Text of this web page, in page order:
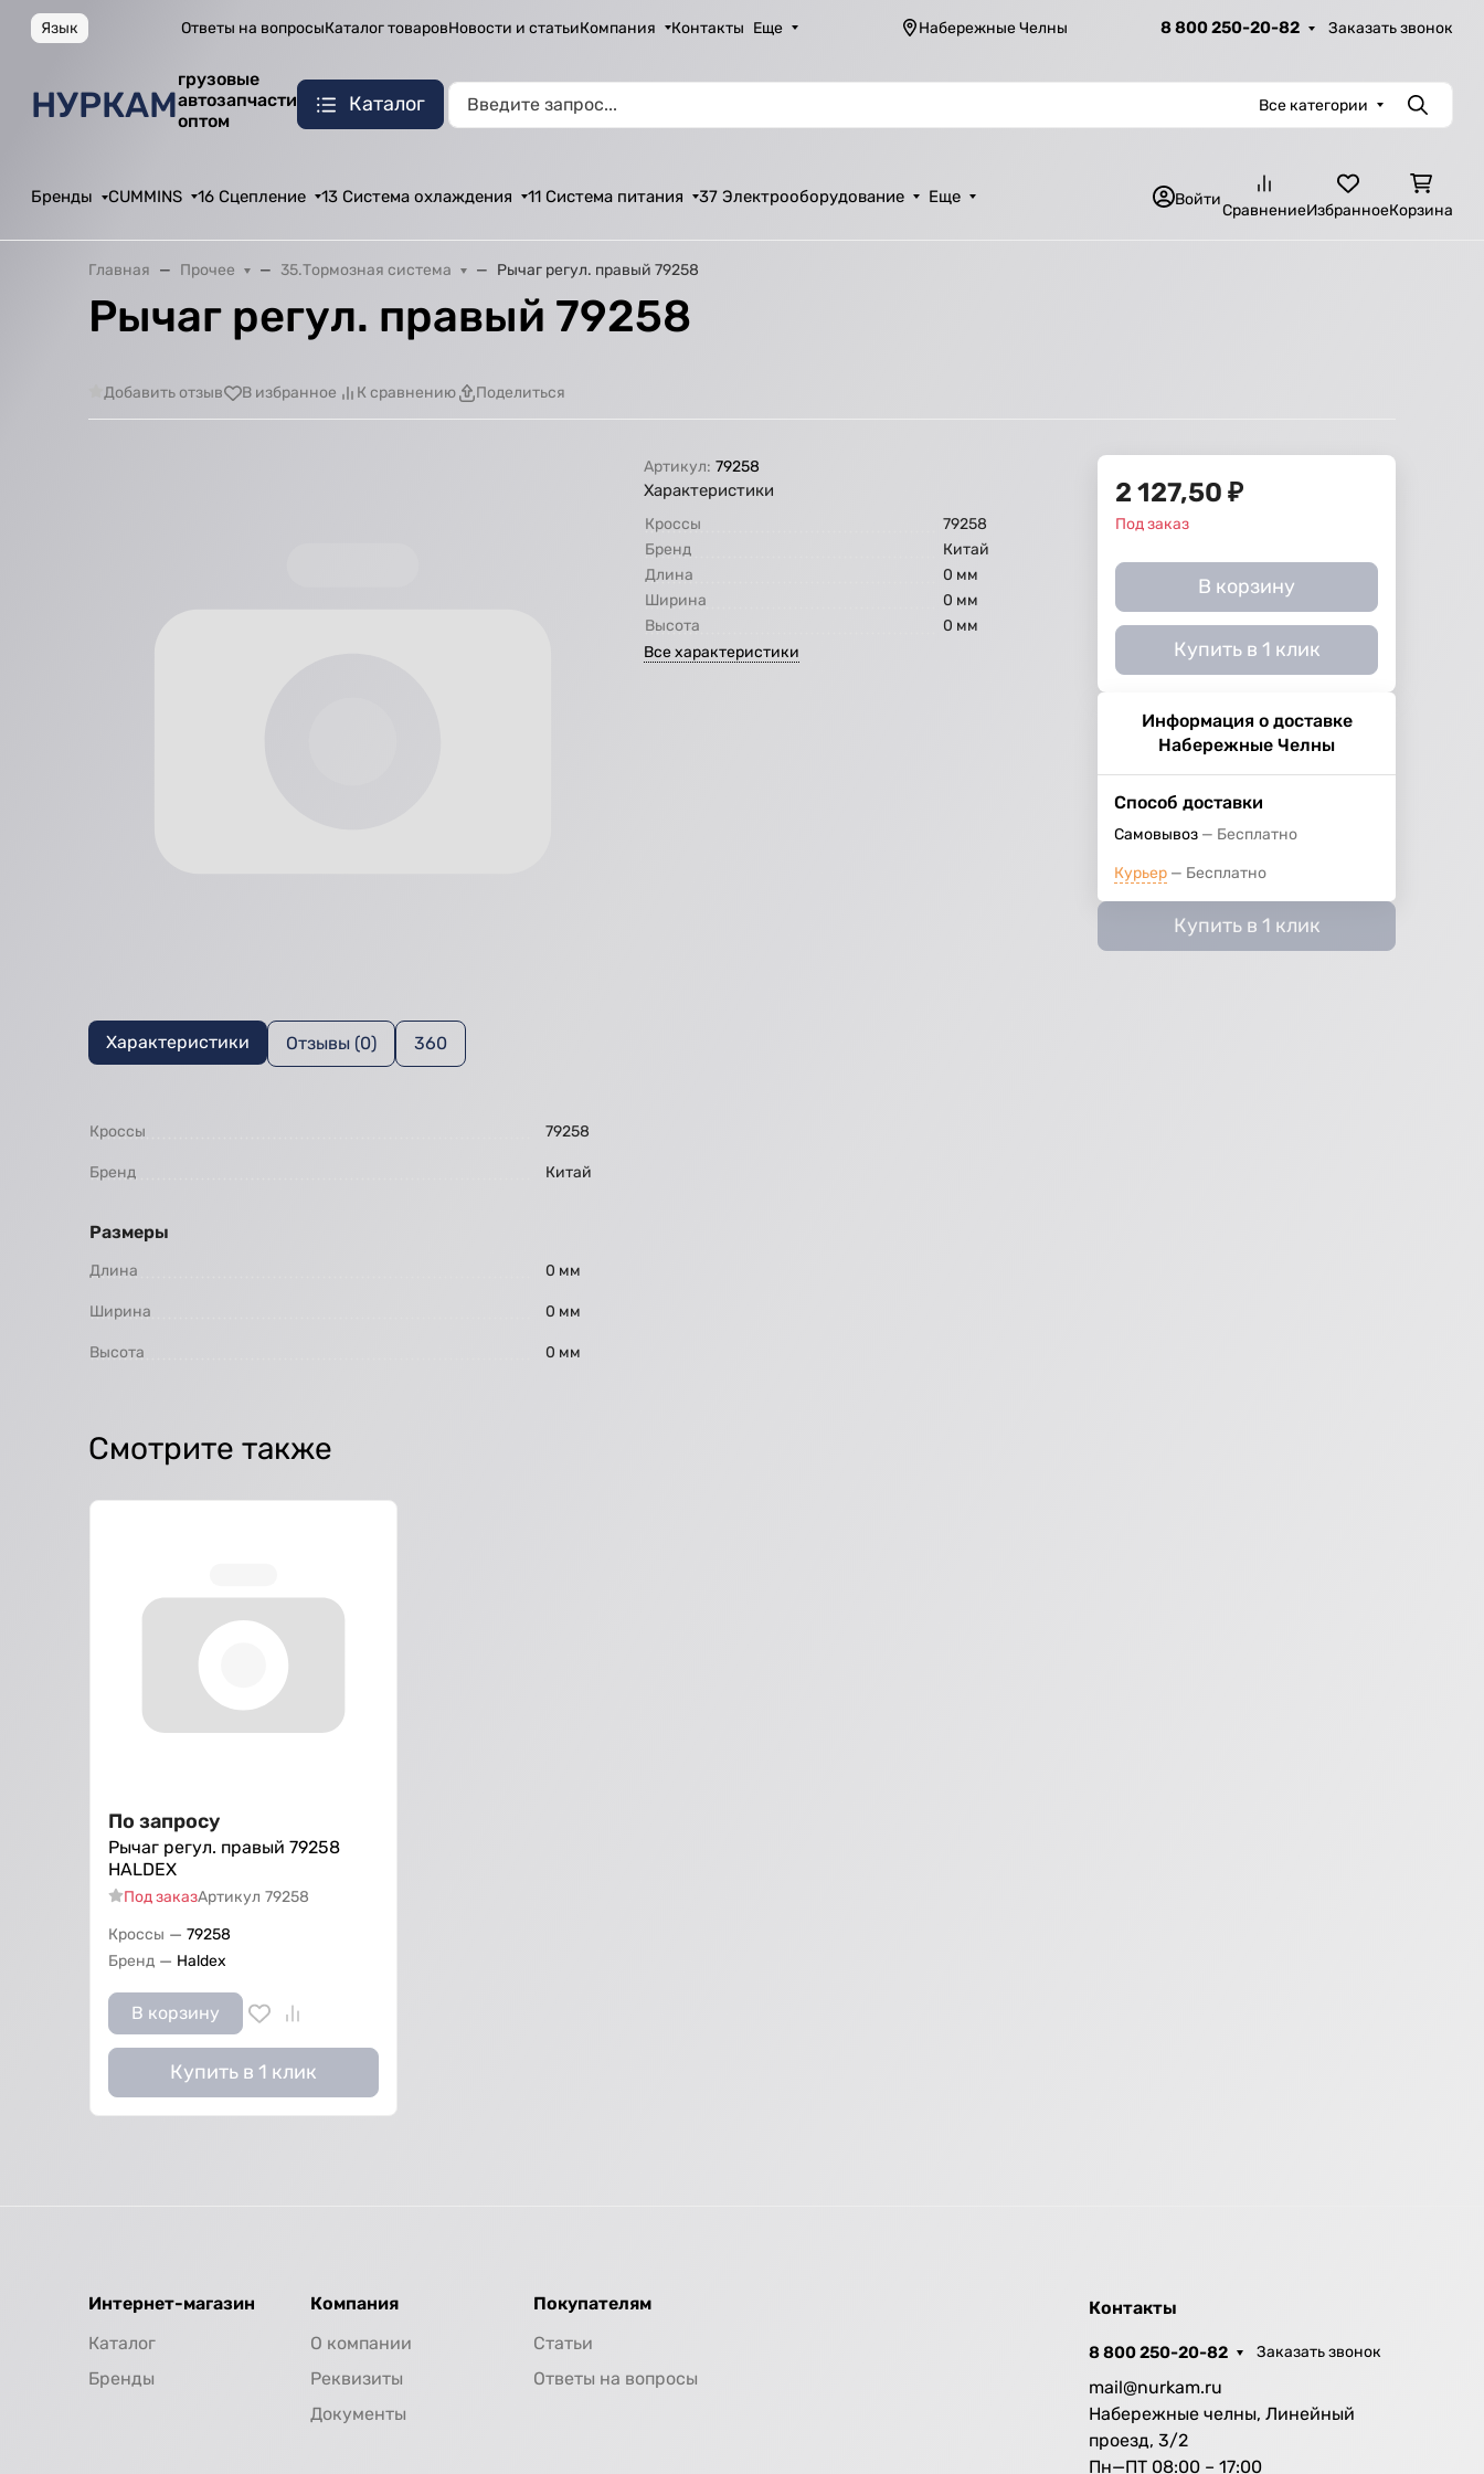
Язык Ответы на вопросыКаталог товаровНовости и статьиКомпания Контакты Еще Набережные Челны 8 800 250-20-82 Заказать звонок
НУРКАМ
грузовые
автозапчасти
оптом
Каталог Все категории Поиск
Бренды CUMMINS 16 Сцепление 13 Система охлаждения 11 Система питания 37 Электрооборудование Еще Войти
СравнениеИзбранноеКорзина
Главная Прочее 35.Тормозная система Рычаг регул. правый 79258
Рычаг регул. правый 79258
Добавить отзыв В избранное К сравнению Поделиться
Артикул: 79258
Характеристики
Кроссы
79258
Бренд
Китай
Длина
0 мм
Ширина
0 мм
Высота
0 мм
Все характеристики
2 127,50 ₽
Под заказ
В корзину
Купить в 1 клик
Информация о доставке
Набережные Челны
Способ доставки
Самовывоз Бесплатно
Курьер Бесплатно
Купить в 1 клик
Характеристики Отзывы (0) 360
Кроссы 79258
Бренд Китай
Размеры
Длина 0 мм
Ширина 0 мм
Высота 0 мм
Смотрите также
По запросу
Рычаг регул. правый 79258
HALDEX
Под заказАртикул 79258
Кроссы — 79258
Бренд — Haldex
В корзину
Купить в 1 клик
Интернет-магазин
Каталог
Бренды
Компания
О компании
Реквизиты
Документы
Покупателям
Статьи
Ответы на вопросы
Контакты
8 800 250-20-82 Заказать звонок
mail@nurkam.ru
Набережные челны, Линейный
проезд, 3/2
Пн—ПТ 08:00 – 17:00